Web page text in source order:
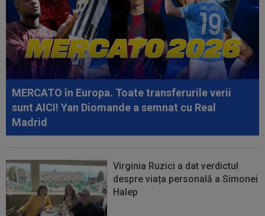
primul gol la Union Saint-Gilloise
07:55 Philip Otele a spus ”DA”: 3.000.000 de euro!
07:40
Cătălin Cîrjan a spus totul despre accidentarea
lui Martin Pascual: ”Au făcut...
07:39
Nota primită de Cristi Chivu, după ce Inter a
învins-o pe Juventus
MERCATO în Europa. Toate transferurile verii
sunt AICI! Yan Diomande a semnat cu Real
Madrid
Virginia Ruzici a dat verdictul
despre viața personală a Simonei
Halep